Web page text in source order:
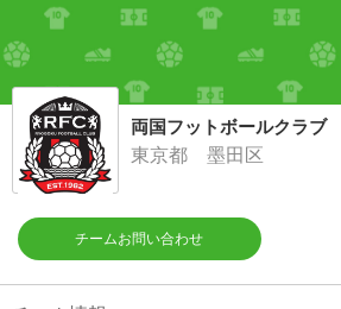
両国フットボールクラブ
東京都 墨田区
チームお問い合わせ